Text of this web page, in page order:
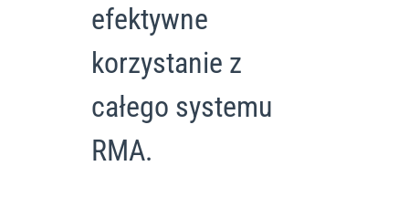
efektywne
korzystanie z
całego systemu
RMA.